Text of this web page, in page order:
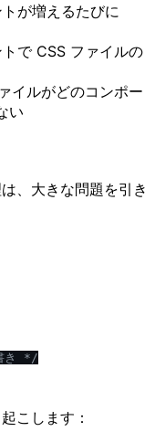
が増えるたびに
で CSS ファイルの
イルがどのコンポー
い
、大きな問題を引き
き */
こします：